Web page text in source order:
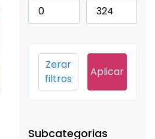
Aplicar
Zerar
filtros
Subcategorias